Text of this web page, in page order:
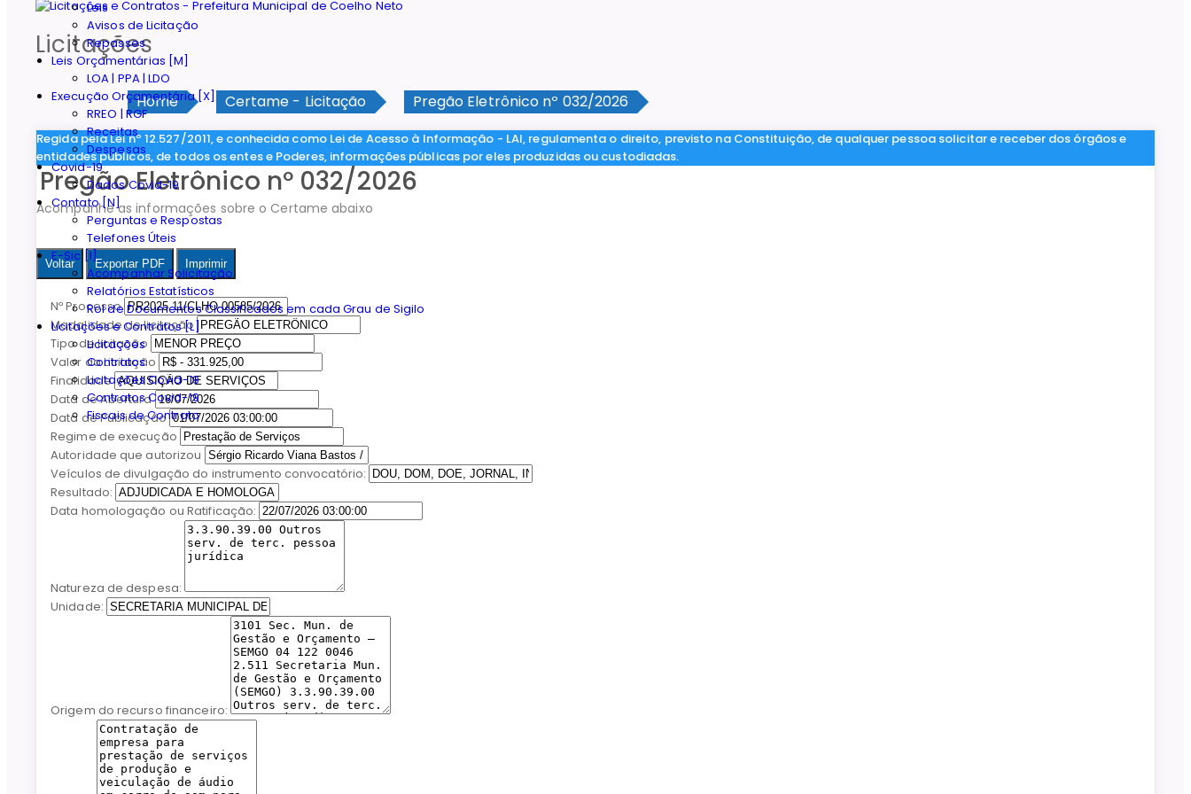
Leis
Avisos de Licitação
Repasses
Leis Orçamentárias [M]
LOA | PPA | LDO
Execução Orçamentária [X]
RREO | RGF
Receitas
Despesas
Covid-19
Dados Covid-19
Contato [N]
Perguntas e Respostas
Telefones Úteis
E-Sic [I]
Acompanhar Solicitação
Relatórios Estatísticos
Rol de Documentos Classificados em cada Grau de Sigilo
Licitações e Contratos [L]
Licitações
Contratos
Licitações Covid-19
Contratos Covid-19
Fiscais de Contrato
Licitações
Home Certame - Licitação Pregão Eletrônico nº 032/2026
Regida pela Lei nº 12.527/2011, e conhecida como Lei de Acesso à Informação - LAI, regulamenta o direito, previsto na Constituição, de qualquer pessoa solicitar e receber dos órgãos e
entidades públicos, de todos os entes e Poderes, informações públicas por eles produzidas ou custodiadas.
Pregão Eletrônico nº 032/2026
Acompanhe as informações sobre o Certame abaixo
Voltar Exportar PDF Imprimir
Nº Processo
Modalidade de licitação
Tipo de licitação
Valor da Licitação
Finalidade
Data de Abertura
Data de Publicação
Regime de execução
Autoridade que autorizou
Veículos de divulgação do instrumento convocatório:
Resultado:
Data homologação ou Ratificação:
Natureza de despesa:
Unidade:
Origem do recurso financeiro: